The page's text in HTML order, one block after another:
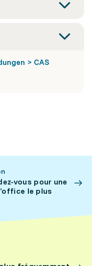
> CAS
vous pour une
le plus